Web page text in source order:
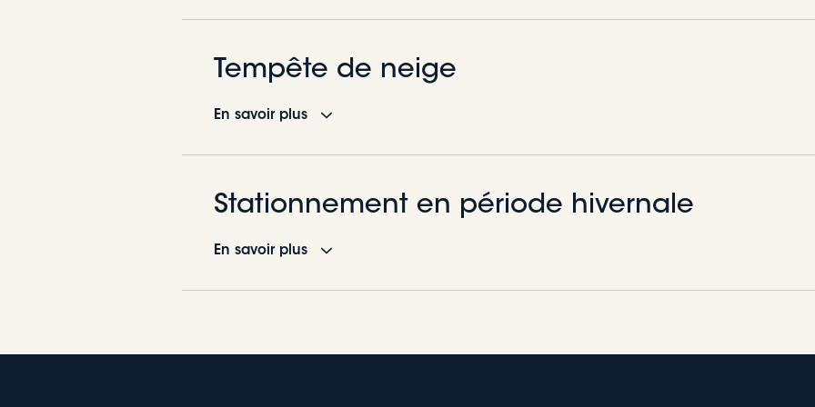
Tempête de neige
En savoir plus
Comment fonctionne le déneigement lors d'une tempête de
Stationnement en période hivernale
En savoir plus